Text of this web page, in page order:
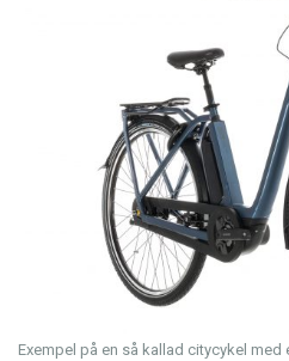
Exempel på en så kallad citycykel